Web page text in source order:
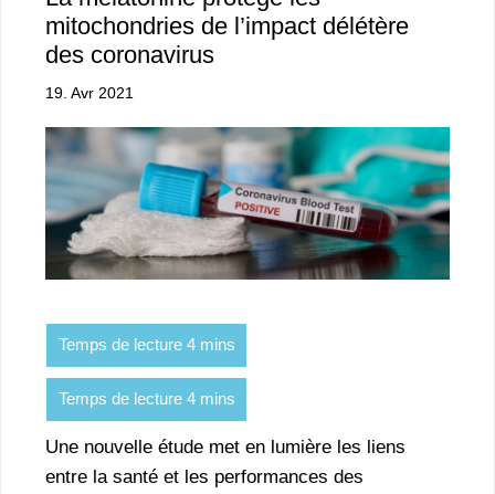
mitochondries de l’impact délétère
des coronavirus
19. Avr 2021
Une nouvelle étude met en lumière les liens
entre la santé et les performances des